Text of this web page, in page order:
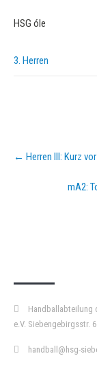
HSG óle
3. Herren
Post
navigation
← Herren III: Kurz
mA2:
Handballabteilung
e.V. Siebengebirgsstr.
handball@hsg-